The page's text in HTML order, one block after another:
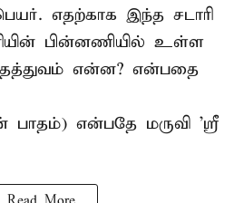
எதற்காக இந்த சடாரி
பின்னணியில் உள்ள
என்ன? என்பதை
பாதம்) என்பதே மருவி 'ஸ்ரீ